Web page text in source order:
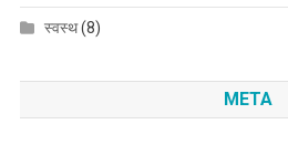
स्वस्थ(8)
META